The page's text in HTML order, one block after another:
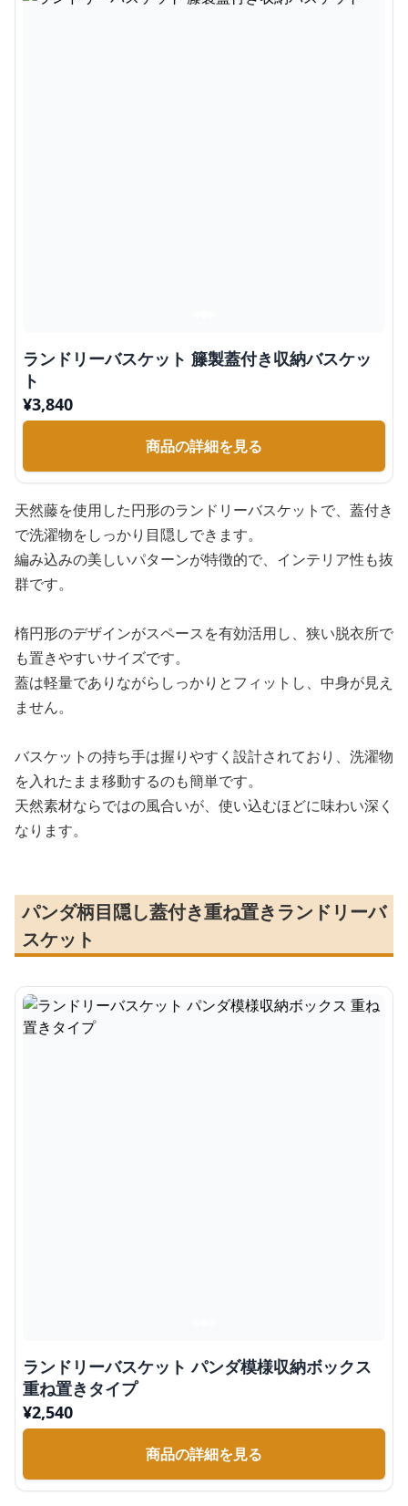
ランドリーバスケット 籐製蓋付き収納バスケッ
ト
¥3,840
商品の詳細を見る
天然藤を使用した円形のランドリーバスケットで、蓋付き
で洗濯物をしっかり目隠しできます。
編み込みの美しいパターンが特徴的で、インテリア性も抜
群です。
楕円形のデザインがスペースを有効活用し、狭い脱衣所で
も置きやすいサイズです。
蓋は軽量でありながらしっかりとフィットし、中身が見え
ません。
バスケットの持ち手は握りやすく設計されており、洗濯物
を入れたまま移動するのも簡単です。
天然素材ならではの風合いが、使い込むほどに味わい深く
なります。
パンダ柄目隠し蓋付き重ね置きランドリーバ
スケット
ランドリーバスケット パンダ模様収納ボックス
重ね置きタイプ
¥2,540
商品の詳細を見る